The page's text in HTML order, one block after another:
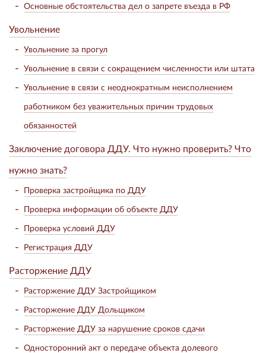
Основные обстоятельства дел о запрете въезда в РФ
Увольнение
Увольнение за прогул
Увольнение в связи с сокращением численности или штата
Увольнение в связи с неоднократным неисполнением
работником без уважительных причин трудовых
обязанностей
Заключение договора ДДУ. Что нужно проверить? Что
нужно знать?
Проверка застройщика по ДДУ
Проверка информации об объекте ДДУ
Проверка условий ДДУ
Регистрация ДДУ
Расторжение ДДУ
Расторжение ДДУ Застройщиком
Расторжение ДДУ Дольщиком
Расторжение ДДУ за нарушение сроков сдачи
Односторонний акт о передаче объекта долевого